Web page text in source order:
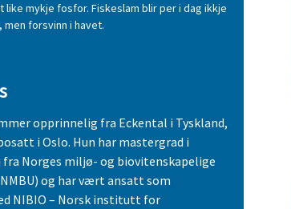
like mykje fosfor. Fiskeslam blir per i dag ikkje
men forsvinn i havet.
opprinnelig fra Eckental i Tyskland,
i Oslo. Hun har mastergrad i
Norges miljø- og biovitenskapelige
og har vært ansatt som
NIBIO – Norsk institutt for